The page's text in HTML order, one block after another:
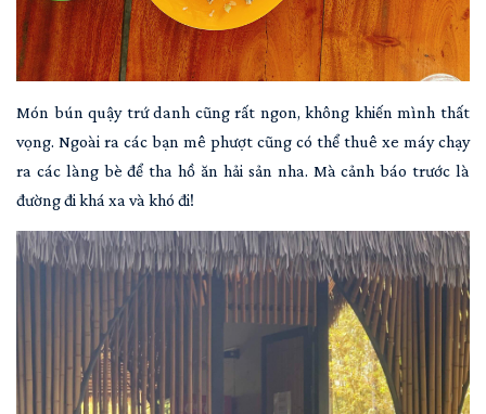
Món bún quậy trứ danh cũng rất ngon, không khiến mình thất
vọng. Ngoài ra các bạn mê phượt cũng có thể thuê xe máy chạy
ra các làng bè để tha hồ ăn hải sản nha. Mà cảnh báo trước là
đường đi khá xa và khó đi!